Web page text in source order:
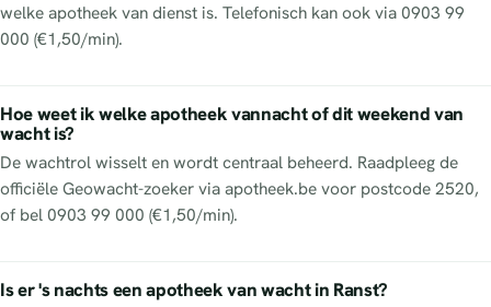
welke apotheek van dienst is. Telefonisch kan ook via 0903 99
000 (€1,50/min).
Hoe weet ik welke apotheek vannacht of dit weekend van
wacht is?
De wachtrol wisselt en wordt centraal beheerd. Raadpleeg de
officiële Geowacht-zoeker via apotheek.be voor postcode 2520,
of bel 0903 99 000 (€1,50/min).
Is er 's nachts een apotheek van wacht in Ranst?